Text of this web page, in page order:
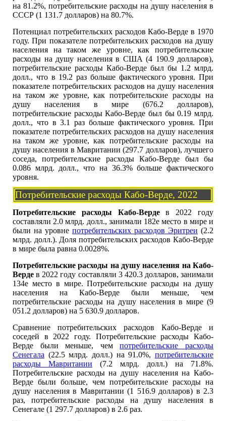
на 81.2%, потребительские расходы на душу населения в
СССР (1 131.7 долларов) на 80.7%.
Потенциал потребительских расходов Кабо-Верде в 1970
году. При показателе потребительских расходов на душу
населения на таком же уровне, как потребительские
расходы на душу населения в США (4 190.9 долларов),
потребительские расходы Кабо-Верде был бы 1.2 млрд.
долл., что в 19.2 раз больше фактического уровня. При
показателе потребительских расходов на душу населения
на таком же уровне, как потребительские расходы на
душу населения в мире (676.2 долларов),
потребительские расходы Кабо-Верде был бы 0.19 млрд.
долл., что в 3.1 раз больше фактического уровня. При
показателе потребительских расходов на душу населения
на таком же уровне, как потребительские расходы на
душу населения в Мавритании (297.7 долларов), лучшего
соседа, потребительские расходы Кабо-Верде был бы
0.086 млрд. долл., что на 36.3% больше фактического
уровня.
Потребительские расходы Кабо-Верде, 2022
Потребительские расходы Кабо-Вердев 2022 году
составляли 2.0 млрд. долл., занимали 182е место в мире и
были на уровне потребительских расходов Эритреи (2.2
млрд. долл.). Доля потребительских расходов Кабо-Верде
в мире была равна 0.0028%.
Потребительские расходы на душу населения на Кабо-
Верде в 2022 году составляли 3 420.3 долларов, занимали
134е место в мире. Потребительские расходы на душу
населения на Кабо-Верде были меньше, чем
потребительские расходы на душу населения в мире (9
051.2 долларов) на 5 630.9 долларов.
Сравнение потребительских расходов Кабо-Верде и
соседей в 2022 году. Потребительские расходы Кабо-
Верде были меньше, чемпотребительские расходы
Сенегала (22.5 млрд. долл.) на 91.0%, потребительские
расходы Мавритании (7.2 млрд. долл.) на 71.8%.
Потребительские расходы на душу населения на Кабо-
Верде были больше, чем потребительские расходы на
душу населения в Мавритании (1 516.9 долларов) в 2.3
раз, потребительские расходы на душу населения в
Сенегале (1 297.7 долларов) в 2.6 раз.